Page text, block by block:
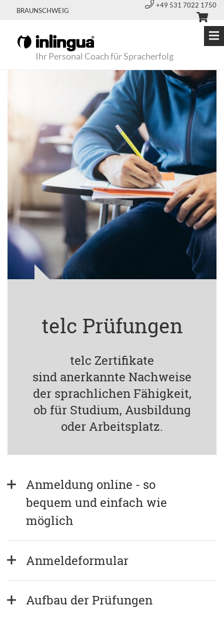
BRAUNSCHWEIG
+49 531 7022 1750
Ihr Personal Coach für Spracherfolg
telc Prüfungen
telc Zertifikate
sind anerkannte Nachweise
der sprachlichen Fähigkeit,
ob für Studium, Ausbildung
oder Arbeitsplatz.
Anmeldung online - so
bequem und einfach wie
möglich
Anmeldeformular
Aufbau der Prüfungen